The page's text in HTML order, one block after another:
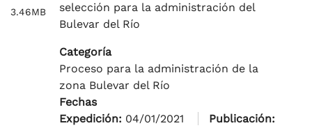
3.46MB
selección para la administración del
Bulevar del Río
Categoría
Proceso para la administración de la
zona Bulevar del Río
Fechas
Expedición: 04/01/2021
Publicación: